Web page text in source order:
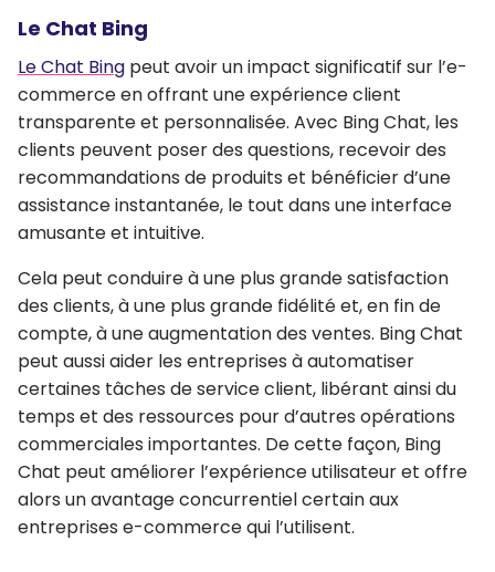
Le Chat Bing
Le Chat Bing peut avoir unimpact significatif sur l’e-
commerceenoffrant une expérience client
transparente et personnalisée. Avec Bing Chat, les
clients peuvent poser des questions, recevoir des
recommandations de produits et bénéficier d’une
assistance instantanée, le tout dans une interface
amusante et intuitive.
Cela peut conduire à une plus grande satisfaction
des clients, à une plus grande fidélité et, en fin de
compte, à une augmentation des ventes. Bing Chat
peut aussi aider les entreprises àautomatiser
certaines tâches de service client, libérant ainsi du
temps et des ressources pour d’autres opérations
commerciales importantes. De cette façon, Bing
Chat peut améliorer l’expérience utilisateur et offre
alors un avantage concurrentiel certain aux
entreprises e-commerce qui l’utilisent.